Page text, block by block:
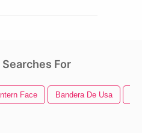
For
Face Bandera De Usa